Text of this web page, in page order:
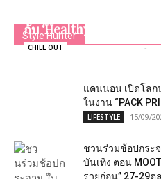
Style Hunter
กับ ‘Healthy January’ ที่
CHILL OUT Team GLITZmag -
แคนนอน เปิดโลก
ในงาน “PACK
LIFESTYLE 15/09/
ชวนร่วมช้อปกระ
บันเทิง ตอน
รวยก่อน” 27-29​ตุ